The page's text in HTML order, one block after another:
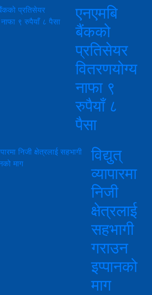
एनएमबि
बैंकको
प्रतिसेयर
वितरणयोग्य
नाफा ९
रुपैयाँ ८
पैसा
विद्युत्
व्यापारमा
निजी
क्षेत्रलाई
सहभागी
गराउन
इप्पानको
माग